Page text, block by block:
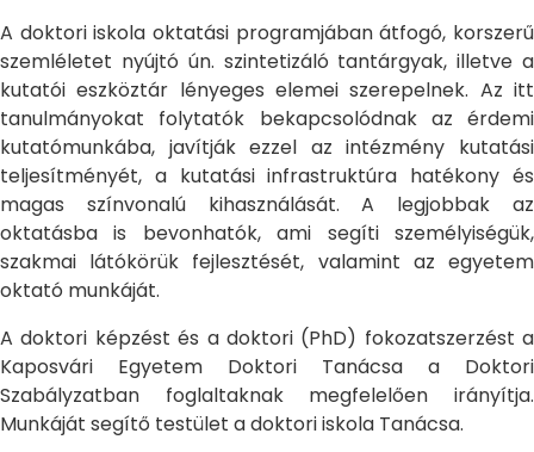
A doktori iskola oktatási programjában átfogó, korszerű
szemléletet nyújtó ún. szintetizáló tantárgyak, illetve a
kutatói eszköztár lényeges elemei szerepelnek. Az itt
tanulmányokat folytatók bekapcsolódnak az érdemi
kutatómunkába, javítják ezzel az intézmény kutatási
teljesítményét, a kutatási infrastruktúra hatékony és
magas színvonalú kihasználását. A legjobbak az
oktatásba is bevonhatók, ami segíti személyiségük,
szakmai látókörük fejlesztését, valamint az egyetem
oktató munkáját.
A doktori képzést és a doktori (PhD) fokozatszerzést a
Kaposvári Egyetem Doktori Tanácsa a Doktori
Szabályzatban foglaltaknak megfelelően irányítja.
Munkáját segítő testület a doktori iskola Tanácsa.